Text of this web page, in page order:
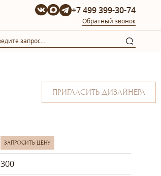
+7 499 399-30-74
Обратный звонок
ПРИГЛАСИТЬ ДИЗАЙНЕРА
ЗАПРОСИТЬ ЦЕНУ
300